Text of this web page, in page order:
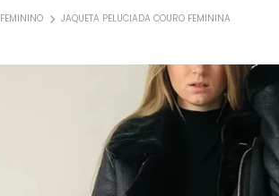
FEMININO JAQUETA PELUCIADA COURO FEMININA